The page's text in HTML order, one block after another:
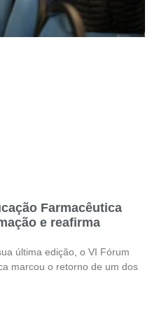
Farmacêutica
e reafirma
última edição, o VI Fórum
marcou o retorno de um dos